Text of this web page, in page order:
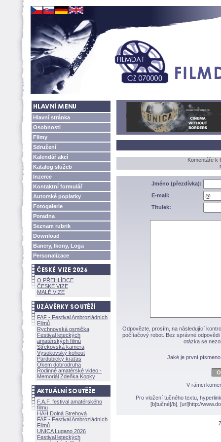
Hlavní stránka
Osobnosti
Filmy
Sdružení
Kalendář akcí
Katalog služeb
Inzerce
Kontaktní formulář
Autorské poplatky
Fotogalerie
Poradna
Seznam rubrik
Download
Banery, Ikony, Loga
Personalizace
O PŘEHLÍDCE
ČESKÉ VIZE
MALÉ VIZE
FAF - Festival Ambroziádních
Filmů
Rychnovská osmička
Festival leteckých
amatérských filmů
Střekovská kamera
Vysokovský kohout
Pardubický kraťas
Okem dobrodruha
Rodinné amatérské video -
Memoriál Zdeňka Kopky
F.A.F. festival amatérského
filmu
HAH Dolná Strehov
FAF - Festival Ambroziádních
Filmů
UNICA Lugano 2026
Festival leteckých
Komentáře k
Jméno (přezdívka):
E-mail:
Titulek:
Odpovězte, prosím, na následující
počítačový robot. Bez správné
otázka se
Jaké je první
V rámci
Pro vložení tučného textu,
[b]tučné[/b], [url]http://